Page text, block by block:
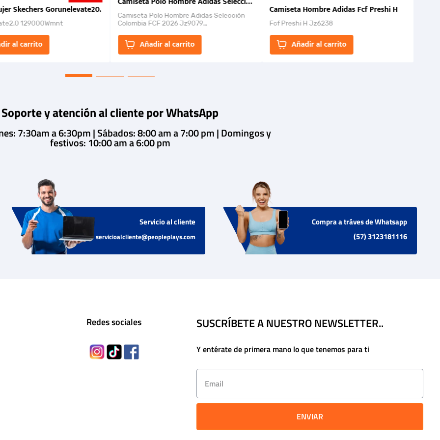
Skechers Gorunelevate20.
129000Wmnt
al carrito
Camiseta Polo Hombre Adidas Selección
Colombia FCF 2026 Jz9079
un estilo de...Añadir al carrito
Camiseta Hombre Adidas Fcf Preshi H
Fcf Preshi H Jz6238
Añadir al carrito
Soporte y atención al cliente por WhatsApp
7:30am a 6:30pm | Sábados: 8:00 am a 7:00 pm | Domingos y
festivos: 10:00 am a 6:00 pm
Servicio al cliente
servicioalcliente@peopleplays.com
Compra a tráves de Whatsapp
(57) 3123181116
Redes sociales SUSCRÍBETE A NUESTRO NEWSLETTER..
Y entérate de primera mano lo que tenemos para ti
ENVIAR